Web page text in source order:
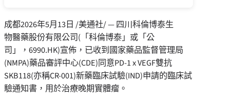
成都2026年5月13日 /美通社/ —四川科倫博泰生
物醫藥股份有限公司( 「科倫博泰」 或 「公
司 」
，6990.HK)宣佈，已收到國家藥品監督管理局
(NMPA)藥品審評中心(CDE)同意PD-1 x VEGF雙抗
SKB118(亦稱CR-001)新藥臨床試驗(IND)申請的臨床試
驗通知書，用於治療晚期實體瘤。